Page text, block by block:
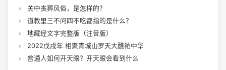
关中丧葬风俗，是怎样的？
道教里三不问四不吃都指的是什么？
地藏经文字完整版（注音版）
2022戊戌年 相聚青城山罗天大醮祐中华
普通人如何开天眼？开天眼会看到什么